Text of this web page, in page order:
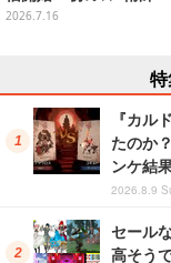
やガス工業など過去最
2026.7.16
特
『カル
たのか
ンケ結果
2026.8.9
セール
高そう